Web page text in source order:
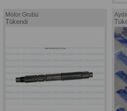
Motor Grubu
Tükendi